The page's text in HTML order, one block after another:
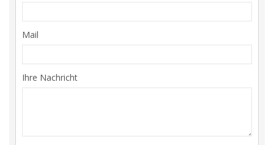
Mail
Ihre Nachricht